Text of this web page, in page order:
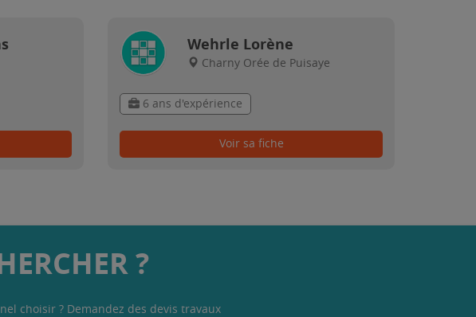
Wehrle Lorène
Charny Orée de Puisaye
6 ans d'expérience
Voir sa fiche
?
choisir ? Demandez des devis travaux